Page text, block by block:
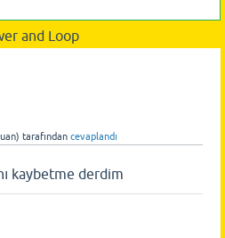
and Loop
tarafından cevaplandı
kaybetme derdim